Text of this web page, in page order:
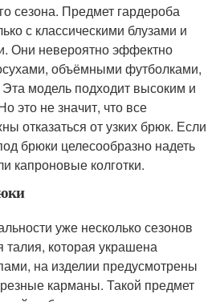
сезона. Предмет гардероба
с классическими блузами и
Они невероятно эффектно
объёмными футболками,
модель подходит высоким и
это не значит, что все
отказаться от узких брюк. Если
брюки целесообразно надеть
капроновые колготки.
уже несколько сезонов
которая украшена
на изделии предусмотрены
карманы. Такой предмет